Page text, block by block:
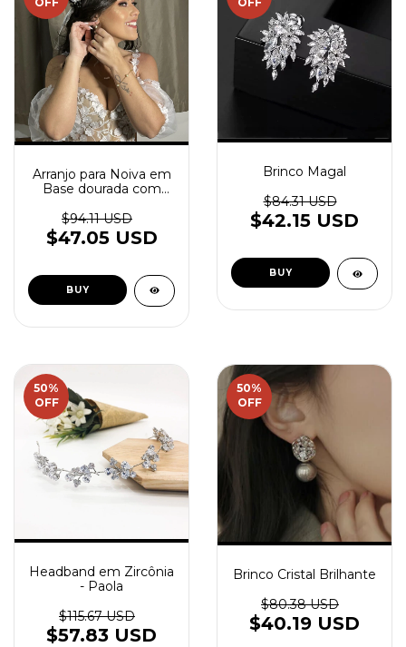
Arranjo para Noiva em
Base dourada com
$94.11 USD
$47.05 USD
Brinco Magal
$84.31 USD
$42.15 USD
50%
OFF
Headband em Zircônia
- Paola
$115.67 USD
$57.83 USD
50%
OFF
Brinco Cristal Brilhante
$80.38 USD
$40.19 USD